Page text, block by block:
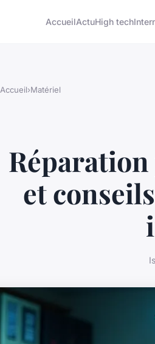
AccueilActuHigh tech
Accueil›Matériel
et